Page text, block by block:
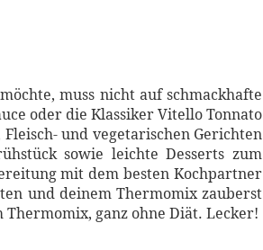
muss nicht auf schmackhafte
oder die Klassiker Vitello Tonnato
und vegetarischen Gerichten
sowie leichte Desserts zum
mit dem besten Kochpartner
und deinem Thermomix zauberst
ganz ohne Diät. Lecker!